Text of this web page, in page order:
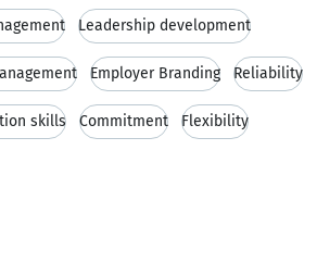
Leadership development
Employer Branding Reliability
skills Commitment Flexibility